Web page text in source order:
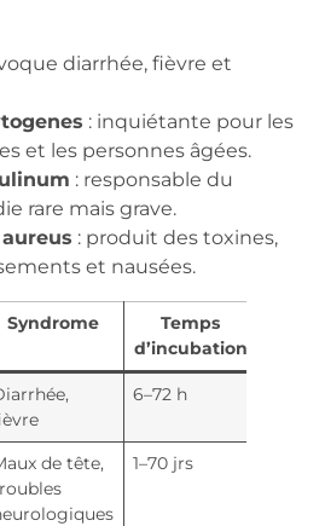
diarrhée, fièvre et
: inquiétante pour les
et les personnes âgées.
: responsable du
rare mais grave.
: produit des toxines,
et nausées.
Syndrome
Temps
d’incubation
6–72 h
de tête,
1–70 jrs